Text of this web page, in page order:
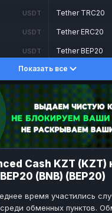
USDT
USDT
USDT
DASH
TON
DOGE
TRON
BCH
BEP20
SOL
Tether TRC20
Tether ERC20
Tether BEP20
DASH
Toncoin
Dogecoin
TRX
Bitcoin Cash
Ether Classic
Solana
Показать все
Cash KZT (KZT)
(BNB) (BEP20)
время участились
среди обменных пунктов.